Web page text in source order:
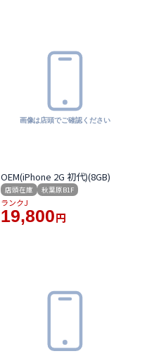
OEM(iPhone 2G 初代)(8GB)
店頭在庫 秋葉原B1F
ランクJ
19,800 円